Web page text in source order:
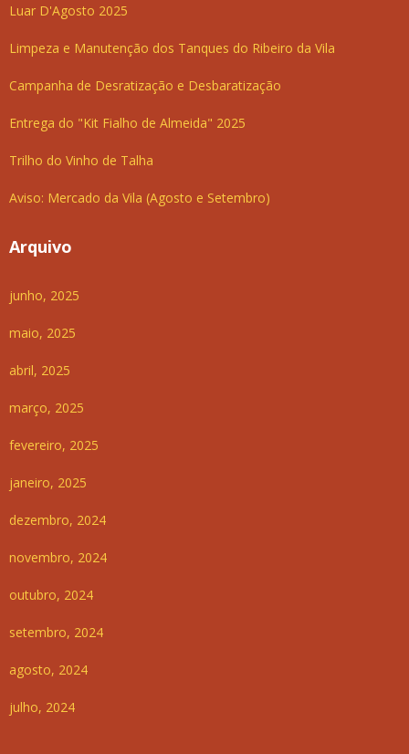
Luar D'Agosto 2025
Limpeza e Manutenção dos Tanques do Ribeiro da Vila
Campanha de Desratização e Desbaratização
Entrega do "Kit Fialho de Almeida" 2025
Trilho do Vinho de Talha
Aviso: Mercado da Vila (Agosto e Setembro)
Arquivo
junho, 2025
maio, 2025
abril, 2025
março, 2025
fevereiro, 2025
janeiro, 2025
dezembro, 2024
novembro, 2024
outubro, 2024
setembro, 2024
agosto, 2024
julho, 2024